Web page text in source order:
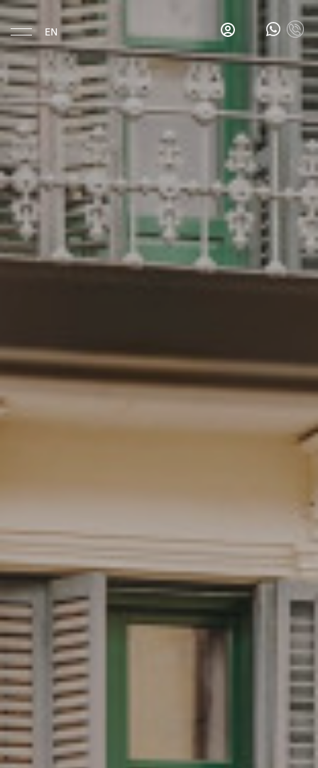
EN
Eat & Drink
Gina's
Bar
Gina's
Breakfast
Bar
La
Esquina
Hotel
Services
Gallery
Privacy policy
ADDRESS
CARRER
BERGARA,
4
/
08002
–
BARCELONA
PHONE
+34
93
301